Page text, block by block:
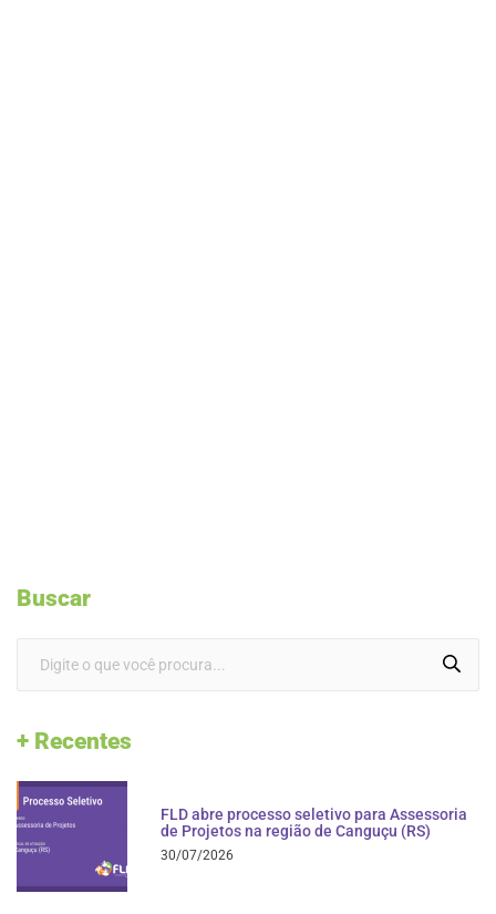
Buscar
+ Recentes
FLD abre processo seletivo para Assessoria
de Projetos na região de Canguçu (RS)
30/07/2026